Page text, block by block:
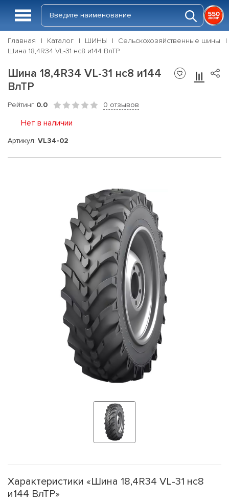
Главная Каталог ШИНЫ
Сельскохозяйственные шины
Шина 18,4R34 VL-31 нс8 и144 ВлТР
Шина 18,4R34 VL-31 нс8 и144
ВлТР
Рейтинг 0.0 0 отзывов
Нет в наличии
Артикул: VL34-02
Характеристики «Шина 18,4R34 VL-31 нс8
и144 ВлТР»